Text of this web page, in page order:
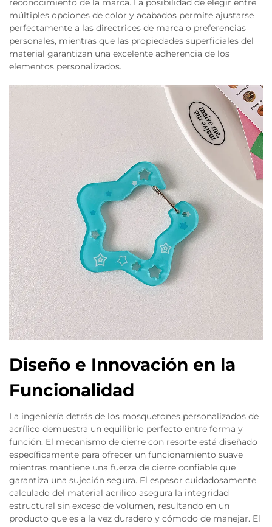
reconocimiento de la marca. La posibilidad de elegir entre
múltiples opciones de color y acabados permite ajustarse
perfectamente a las directrices de marca o preferencias
personales, mientras que las propiedades superficiales del
material garantizan una excelente adherencia de los
elementos personalizados.
Diseño e Innovación en la
Funcionalidad
La ingeniería detrás de los mosquetones personalizados de
acrílico demuestra un equilibrio perfecto entre forma y
función. El mecanismo de cierre con resorte está diseñado
específicamente para ofrecer un funcionamiento suave
mientras mantiene una fuerza de cierre confiable que
garantiza una sujeción segura. El espesor cuidadosamente
calculado del material acrílico asegura la integridad
estructural sin exceso de volumen, resultando en un
producto que es a la vez duradero y cómodo de manejar. El